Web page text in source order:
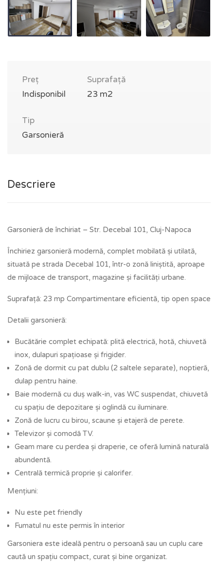
Preț
Indisponibil
Suprafață
23 m2
Tip
Garsonieră
Descriere
Garsonieră de închiriat – Str. Decebal 101, Cluj-Napoca
Închiriez garsonieră modernă, complet mobilată și utilată,
situată pe strada Decebal 101, într-o zonă liniștită, aproape
de mijloace de transport, magazine și facilități urbane.
Suprafață: 23 mp Compartimentare eficientă, tip open space
Detalii garsonieră:
Bucătărie complet echipată: plită electrică, hotă, chiuvetă
inox, dulapuri spațioase și frigider.
Zonă de dormit cu pat dublu (2 saltele separate), noptieră,
dulap pentru haine.
Baie modernă cu duș walk-in, vas WC suspendat, chiuvetă
cu spațiu de depozitare și oglindă cu iluminare.
Zonă de lucru cu birou, scaune și etajeră de perete.
Televizor și comodă TV.
Geam mare cu perdea și draperie, ce oferă lumină naturală
abundentă.
Centrală termică proprie și calorifer.
Mențiuni:
Nu este pet friendly
Fumatul nu este permis în interior
Garsoniera este ideală pentru o persoană sau un cuplu care
caută un spațiu compact, curat și bine organizat.